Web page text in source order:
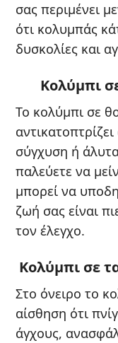
σας περιμένει
ότι κολυμπάς
δυσκολίες και
Κολύμπι
Το κολύμπι σε
σύγχυση ή
παλεύετε να
μπορεί να
ζωή σας είναι
τον έλεγχο.
Κολύμπι σε
Στο όνειρο το
αίσθηση ότι
άγχους,